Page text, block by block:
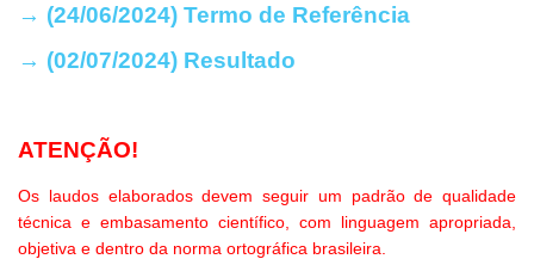
→ (24/06/2024) Termo de Referência
→ (02/07/2024) Resultado
ATENÇÃO!
Os laudos elaborados devem seguir um padrão de qualidade
técnica e embasamento científico, com linguagem apropriada,
objetiva e dentro da norma ortográfica brasileira.